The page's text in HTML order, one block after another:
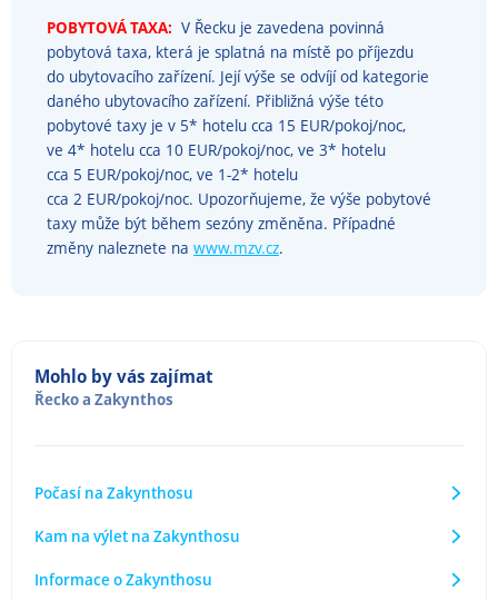
POBYTOVÁ TAXA: V Řecku je zavedena povinná
pobytová taxa, která je splatná na místě po příjezdu
do ubytovacího zařízení. Její výše se odvíjí od kategorie
daného ubytovacího zařízení. Přibližná výše této
pobytové taxy je v 5* hotelu cca 15 EUR/pokoj/noc,
ve 4* hotelu cca 10 EUR/pokoj/noc, ve 3* hotelu
cca 5 EUR/pokoj/noc, ve 1-2* hotelu
cca 2 EUR/pokoj/noc. Upozorňujeme, že výše pobytové
taxy může být během sezóny změněna. Případné
změny naleznete na www.mzv.cz.
Mohlo by vás zajímat
Řeckoa Zakynthos
Počasí na Zakynthosu
Kam na výlet na Zakynthosu
Informace o Zakynthosu